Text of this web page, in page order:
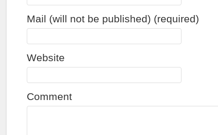
Mail (will not be published) (required)
Website
Comment